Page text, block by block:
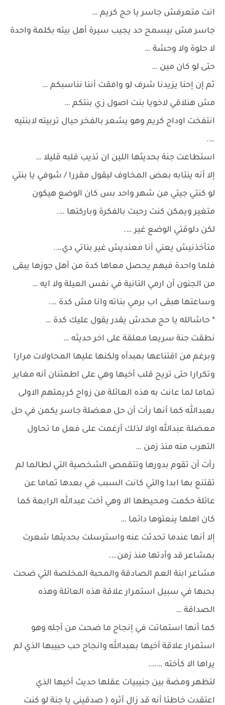
انت متعرفش جاسر يا حج كريم …
جاسر مش بيسمح حد يجيب سيرة أهل بيته بكلمة واحدة
لا حلوة ولا وحشة …
حتى لو كان مين …
ثم إن إحنا يزيدنا شرف لو وافقت أننا نناسبكم …
مش هنلاقي لاخويا بنت اصول زي بنتكم …
انتفخت اوداج كريم وهو يشعر بالفخر حيال تربيته لابنتيه
….
استطاعت جنة بحديثها اللين ان تذيب قلبه قليلا …
إلا أنه ينتابه بعض المخاوف ليقول مقررا / شوفي يا بنتي
لو كنتي جيتي من شهر واحد بس كان الوضع هيكون
متغير ويمكن كنت رحبت بالفكرة وباركتها ….
لكن دلوقتي الوضع غير ….
متأخذنيش يعني أنا معنديش غير بناتي دي….
فلما واحدة فيهم يحصل معاها كدة من أهل جوزها يبقى
من الجنون أن ارمي التانية في نفس العيلة ولا ايه …
وساعتها هبقى اب برمي بناته وانا مش كدة ….
* حاشالله يا حج محدش يقدر يقول عليك كدة …
نطقت جنة سريعا معلقة على اخر حديثه …
وبرغم من اقتناعها بمبدأه ولكنها عليها المحاولات مرارا
وتكرارا حتى تريح قلب أخيها وهي على اطمئنان أنه مغاير
تماما لما عانت به هذه العائلة من زواج كريمتهم الاولى
بعبدالله كما أنها رأت أن حل معضلة جاسر يكمن في حل
معضلة عبدالله اولا لذلك أرغمت على فعل ما تحاول
التهرب منه منذ زمن …
رأت أن تقوم بدورها وتتقمص الشخصية التي لطالما لم
تقتنع بها ابدا والتي كانت السبب في بعدها تماما عن
عائلة حكمت ومحيطها الا وهي أخت عبدالله الرابعة كما
كان اهلها ينعتوها دائما …
إلا أنها عندما تحدثت عنه واسترسلت بحديثها شعرت
بمشاعر قد وأدتها منذ زمن….
مشاعر ابنة العم الصادقة والمحبة المخلصة التي ضحت
بحبها في سبيل استمرار علاقة هذه العائلة وهذه
الصداقة …
كما أنها استماتت في إنجاح ما ضحت من أجله وهو
استمرار علاقة أخيها بعبدالله وانجاح حب حبيبها الذي لم
يراها الا كأخته …….
لتظهر ومضة بين جنيبيات عقلها حديث أخيها الذي
اعتقدت خاطئا أنه قد زال أثره ( صدقيني يا جنة لو كنت